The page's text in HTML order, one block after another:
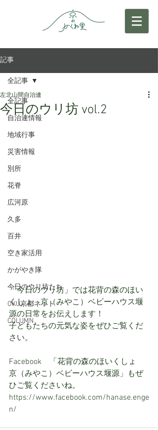
記事
全記事
自治連情報
地域行事
災害情報
別所
花脊
広河原
久多
百井
空き家活用
かがやき隊
今日のウリ坊たち
OKU京都ネット
COLUMN
全記事
今日のウリ坊 vol.2
左北山間自治連
「今日のウリ坊」では花背の森のほい
くしょ　京（みやこ）ベビーハウス堰
源の日常をお伝えします！
子どもたちの元気な姿をぜひご覧くだ
さい。
Facebook　「花背の森のほいくしょ
京（みやこ）ベビーハウス堰源」もぜ
ひご覧くださいね。
https://www.facebook.com/hanase.enge
n/